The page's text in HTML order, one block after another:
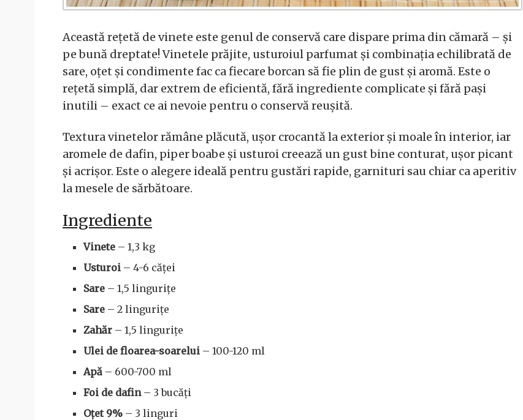
Această rețetă de vinete este genul de conservă care dispare prima din cămară – și
pe bună dreptate! Vinetele prăjite, usturoiul parfumat și combinația echilibrată de
sare, oțet și condimente fac ca fiecare borcan să fie plin de gust și aromă. Este o
rețetă simplă, dar extrem de eficientă, fără ingrediente complicate și fără pași
inutili – exact ce ai nevoie pentru o conservă reușită.
Textura vinetelor rămâne plăcută, ușor crocantă la exterior și moale în interior, iar
aromele de dafin, piper boabe și usturoi creează un gust bine conturat, ușor picant
și acrișor. Este o alegere ideală pentru gustări rapide, garnituri sau chiar ca aperitiv
la mesele de sărbătoare.
Ingrediente
Vinete – 1,3 kg
Usturoi – 4-6 căței
Sare – 1,5 lingurițe
Sare – 2 lingurițe
Zahăr – 1,5 lingurițe
Ulei de floarea-soarelui – 100-120 ml
Apă – 600-700 ml
Foi de dafin– 3 bucăți
Oțet 9% – 3 linguri